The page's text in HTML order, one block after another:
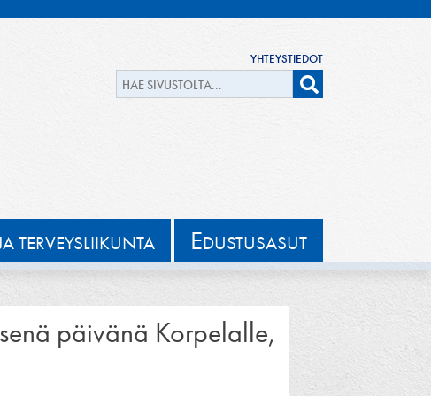
YHTEYSTIEDOT
TERVEYSLIIKUNTA EDUSTUSASUT
päivänä Korpelalle,